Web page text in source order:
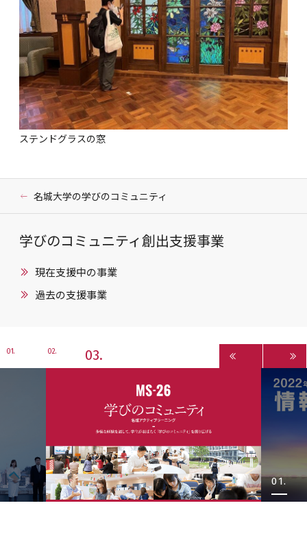
ステンドグラスの窓
名城大学の学びのコミュニティ
学びのコミュニティ創出支援事業
現在支援中の事業
過去の支援事業
1 2 3